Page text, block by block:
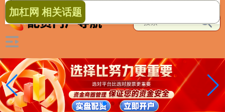
加杠网 相关话题